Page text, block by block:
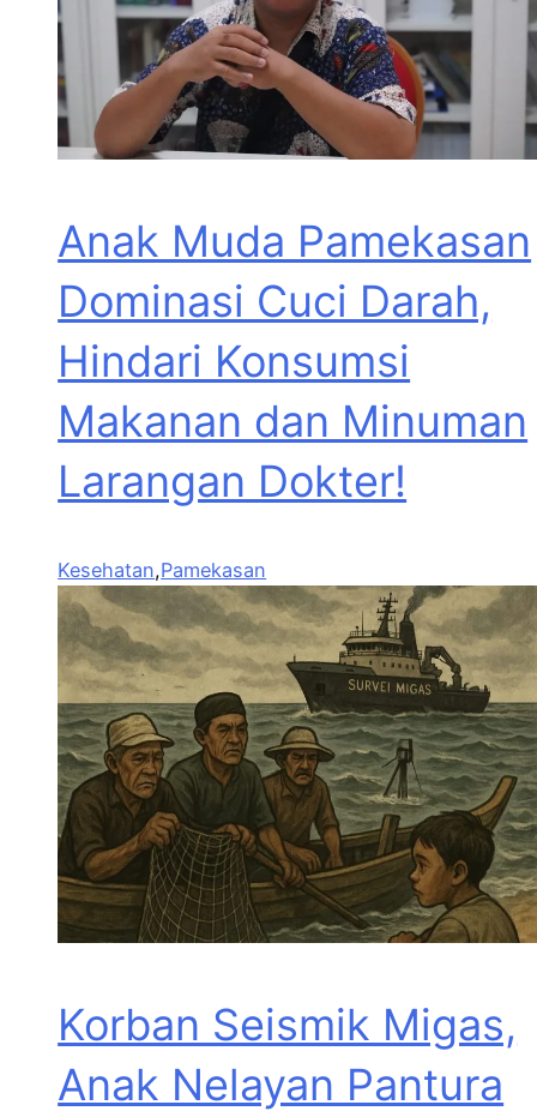
Anak Muda Pamekasan
Dominasi Cuci Darah,
Hindari Konsumsi
Makanan dan Minuman
Larangan Dokter!
Kesehatan,Pamekasan
Korban Seismik Migas,
Anak Nelayan Pantura